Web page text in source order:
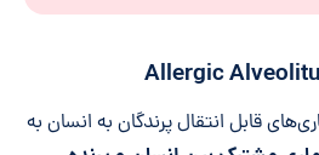
قابل انتقال پرندگان به انسان به